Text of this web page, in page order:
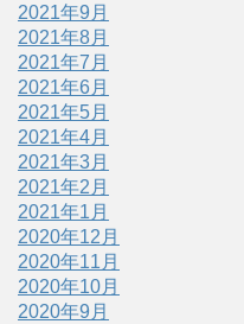
2021年9月
2021年8月
2021年7月
2021年6月
2021年5月
2021年4月
2021年3月
2021年2月
2021年1月
2020年12月
2020年11月
2020年10月
2020年9月